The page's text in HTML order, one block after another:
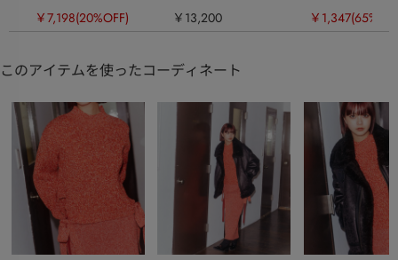
￥7,198(20%OFF) ￥13,200
￥1,347
このアイテムを使ったコーディネート